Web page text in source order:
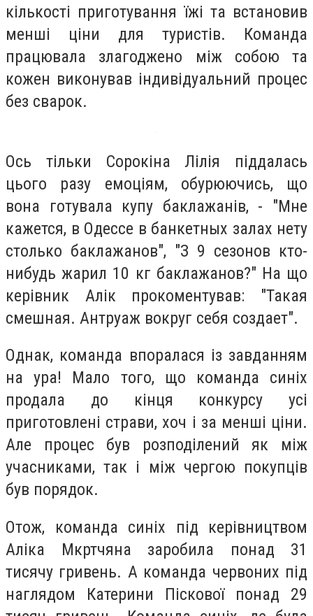
кількості приготування їжі та встановив
менші ціни для туристів. Команда
працювала злагоджено між собою та
кожен виконував індивідуальний процес
без сварок.
Ось тільки Сорокіна Лілія піддалась
цього разу емоціям, обурюючись, що
вона готувала купу баклажанів, - "Мне
кажется, в Одессе в банкетных залах нету
столько баклажанов", "З 9 сезонов кто-
нибудь жарил 10 кг баклажанов?" На що
керівник Алік прокоментував: "Такая
смешная. Антруаж вокруг себя создает".
Однак, команда впоралася із завданням
на ура! Мало того, що команда синіх
продала до кінця конкурсу усі
приготовлені страви, хоч і за менші ціни.
Але процес був розподілений як між
учасниками, так і між чергою покупців
був порядок.
Отож, команда синіх під керівництвом
Аліка Мкртчяна заробила понад 31
тисячу гривень. А команда червоних під
наглядом Катерини Піскової понад 29